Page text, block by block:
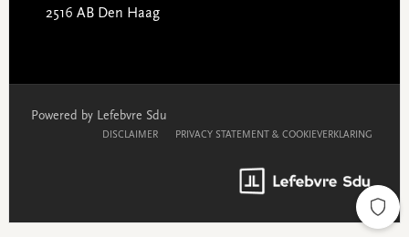
2516 AB Den Haag
Powered by Lefebvre Sdu
DISCLAIMER PRIVACY STATEMENT & COOKIEVERKLARING